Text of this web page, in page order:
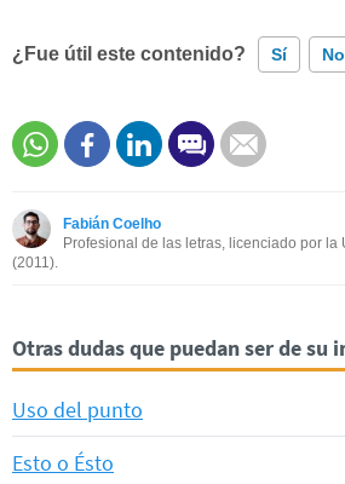
¿Fue útil este contenido? Sí No
Este contenido contiene información
OtroFabián Coelho
Profesional de las letras, licenciado por la
(2011).
Otras dudas que puedan ser de su
Uso del punto
Esto o Ésto